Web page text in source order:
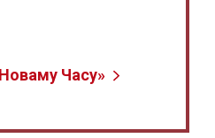
Часу»